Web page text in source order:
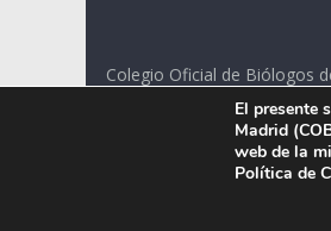
Colegio Oficial de Biólogos
C/ Santa Engracia 108, 2º
El presente
Madrid
web de la
Política de